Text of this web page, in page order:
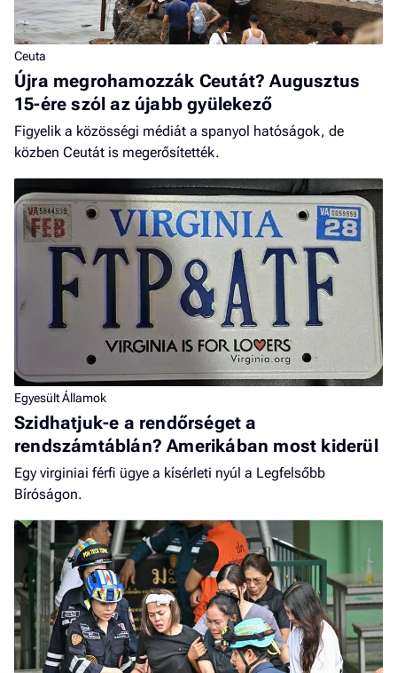
Ceuta
Újra megrohamozzák Ceutát? Augusztus
15-ére szól az újabb gyülekező
Figyelik a közösségi médiát a spanyol hatóságok, de
közben Ceutát is megerősítették.
Egyesült Államok
Szidhatjuk-e a rendőrséget a
rendszámtáblán? Amerikában most kiderül
Egy virginiai férfi ügye a kísérleti nyúl a Legfelsőbb
Bíróságon.